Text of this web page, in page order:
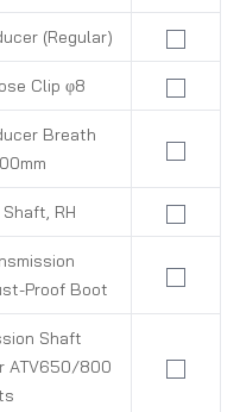
(Regular)
Clip φ8
Breath
Shaft, RH
Proof Boot
Shaft
ATV650/800